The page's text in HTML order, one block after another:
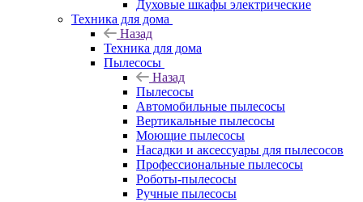
Духовые шкафы электрические
Техника для дома
Назад
Техника для дома
Пылесосы
Назад
Пылесосы
Автомобильные пылесосы
Вертикальные пылесосы
Моющие пылесосы
Насадки и аксессуары для пылесосов
Профессиональные пылесосы
Роботы-пылесосы
Ручные пылесосы